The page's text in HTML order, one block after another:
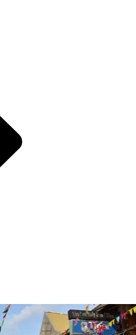
, Theam’s Gallery est
apaisante.
Fondée par